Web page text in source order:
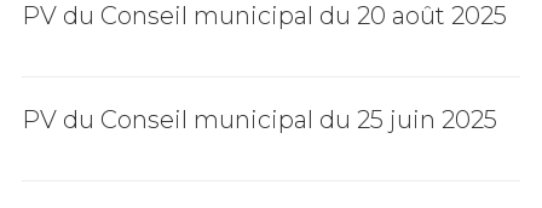
PV du Conseil municipal du 20 août 2025
PV du Conseil municipal du 25 juin 2025